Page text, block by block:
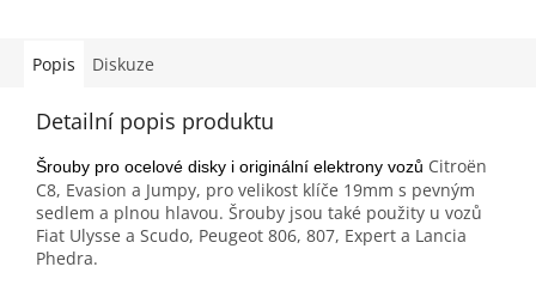
Popis Diskuze
Detailní popis produktu
Šrouby pro ocelové disky i originální elektrony vozů Citroën
C8, Evasion a Jumpy, pro velikost klíče 19mm s pevným
sedlem a plnou hlavou. Šrouby jsou také použity u vozů
Fiat Ulysse a Scudo, Peugeot 806, 807, Expert a Lancia
Phedra.